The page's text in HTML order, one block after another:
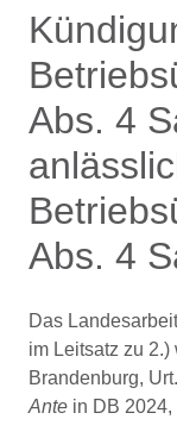
Abs. 4
Abs. 4
Das
im Leitsatz zu
Brandenburg,
Ante in DB 2024,